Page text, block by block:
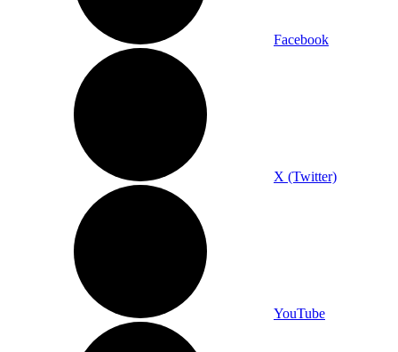
Facebook
X (Twitter)
YouTube